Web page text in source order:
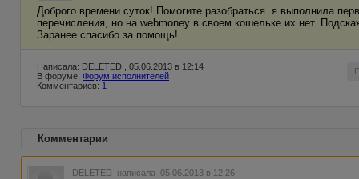
Доброго времени суток! Помогите разобраться. я выполнила
перечисления, но на webmoney в своем кошельке их нет.
Заранее спасибо за помощь!
Написала: DELETED , 05.06.2013 в 12:14
В форуме: Форум исполнителей
Комментариев: 1
Комментарии
DELETED написала 05.06.2013 в 12:26